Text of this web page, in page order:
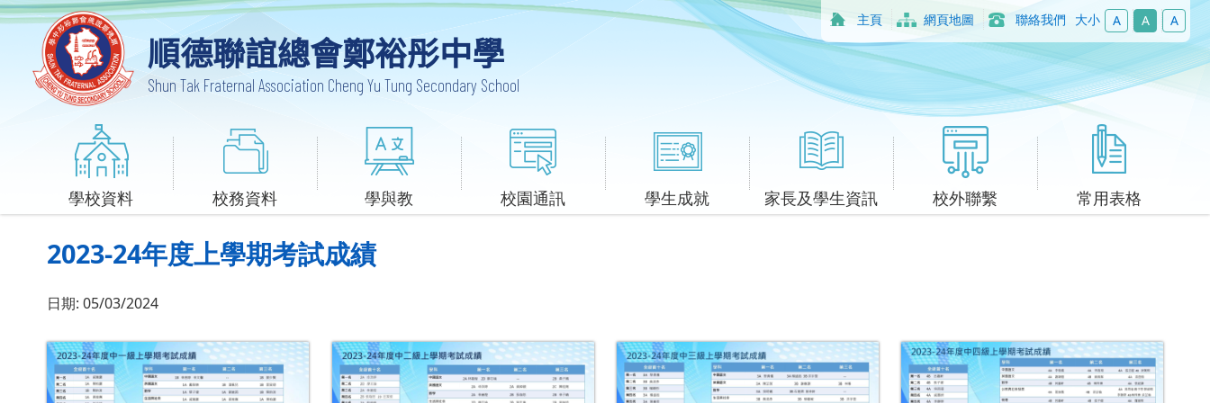
順德聯誼總會鄭裕彤中學
Shun Tak Fraternal Association Cheng Yu Tung Secondary School
主頁 網頁地圖 聯絡我們 大小 A A A
學校資料 校務資料 學與教 校園通訊 學生成就 家長及學生資訊 校外聯繫 常用表格
2023-24年度上學期考試成績
日期: 05/03/2024